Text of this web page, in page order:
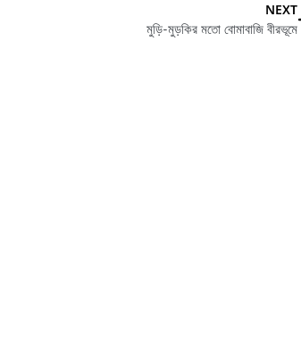
NEXT
মুড়ি-মুড়কির মতো বোমাবাজি বীরভূমে